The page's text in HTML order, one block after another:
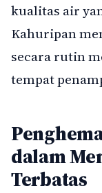
kualitas air
Kahuripan
secara rutin
tempat
dalam
Terbatas